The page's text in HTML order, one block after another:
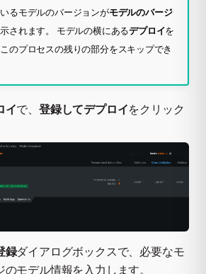
るモデルのバージョンがモデルのバージ
されます。 モデルの横にあるデプロイを
のプロセスの残りの部分をスキップでき
イで、登録してデプロイをクリック
録ダイアログボックスで、必要なモ
モデル情報を入力します。